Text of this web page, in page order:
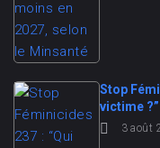
Stop
victime ?”
3 août